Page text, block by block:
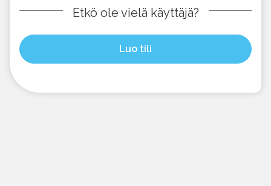
Etkö ole vielä käyttäjä?
Luo tili